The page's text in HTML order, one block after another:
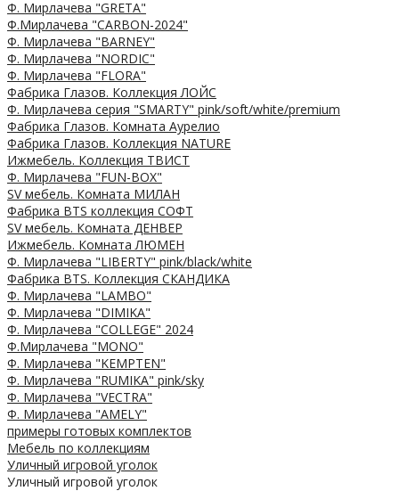
Ф. Мирлачева "GRETA"
Ф.Мирлачева "CARBON-2024"
Ф. Мирлачева "BARNEY"
Ф. Мирлачева "NORDIC"
Ф. Мирлачева "FLORA"
Фабрика Глазов. Коллекция ЛОЙС
Ф. Мирлачева серия "SMARTY" pink/soft/white/premium
Фабрика Глазов. Комната Аурелио
Фабрика Глазов. Коллекция NATURE
Ижмебель. Коллекция ТВИСТ
Ф. Мирлачева "FUN-BOX"
SV мебель. Комната МИЛАН
Фабрика BTS коллекция СОФТ
SV мебель. Комната ДЕНВЕР
Ижмебель. Комната ЛЮМЕН
Ф. Мирлачева "LIBERTY" pink/black/white
Фабрика BTS. Коллекция СКАНДИКА
Ф. Мирлачева "LAMBO"
Ф. Мирлачева "DIMIKA"
Ф. Мирлачева "COLLEGE" 2024
Ф.Мирлачева "MONO"
Ф. Мирлачева "KEMPTEN"
Ф. Мирлачева "RUMIKA" pink/sky
Ф. Мирлачева "VECTRA"
Ф. Мирлачева "AMELY"
примеры готовых комплектов
Мебель по коллекциям
Уличный игровой уголок
Уличный игровой уголок